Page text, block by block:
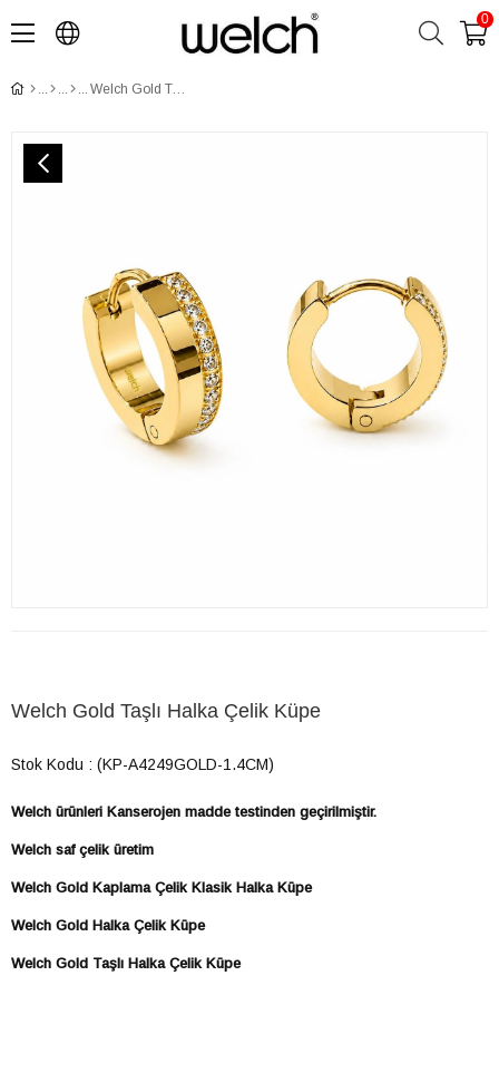
0
​​​​​​​​​​​​​​Welch Gold Taşlı Halka Çelik Küpe
​​​​​​​​​​​​​​Welch Gold Taşlı Halka Çelik Küpe
Stok Kodu (KP-A4249GOLD-1.4CM)
Welch ürünleri Kanserojen madde testinden geçirilmiştir.
Welch saf çelik üretim
Welch Gold Kaplama Çelik Klasik Halka Küpe
Welch Gold Halka Çelik Küpe
Welch Gold Taşlı Halka Çelik Küpe